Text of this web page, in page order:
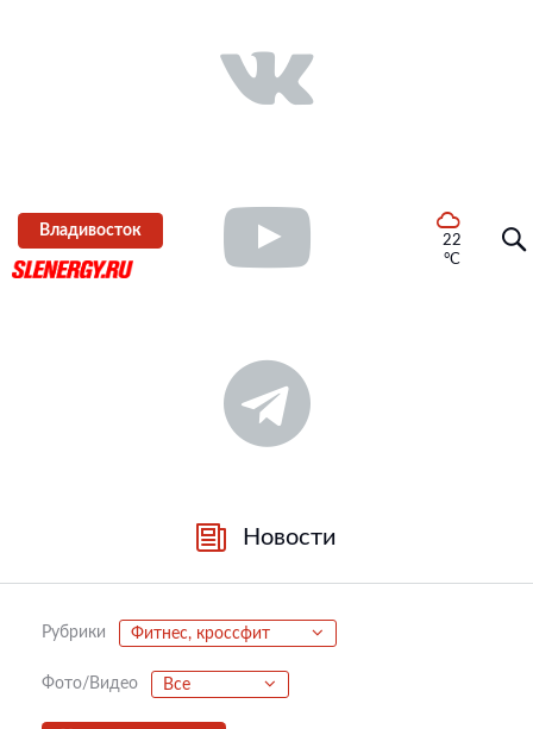
Владивосток
22
°C
Новости
Рубрики Фитнес, кроссфит
Фото/Видео Все